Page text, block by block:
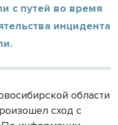
с путей во время
инцидента
области
сход с